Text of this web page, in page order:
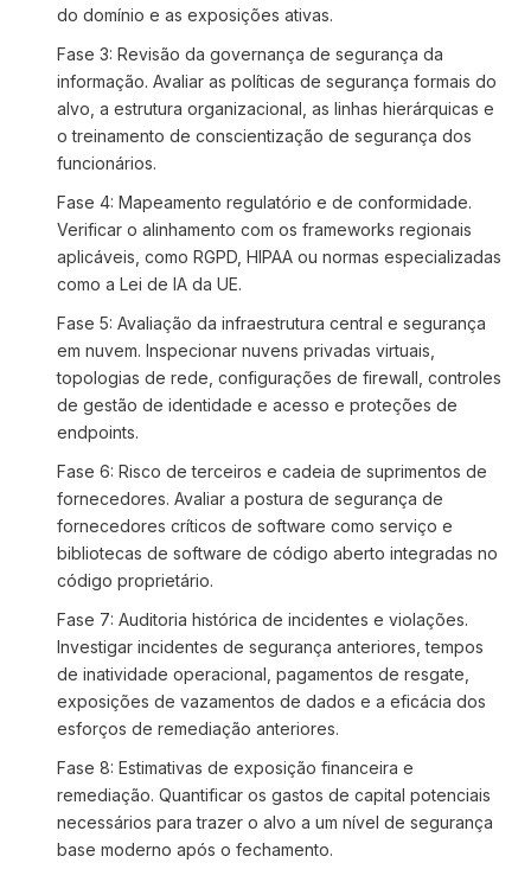
do domínio e as exposições ativas.
Fase 3: Revisão da governança de segurança da
informação. Avaliar as políticas de segurança formais do
alvo, a estrutura organizacional, as linhas hierárquicas e
o treinamento de conscientização de segurança dos
funcionários.
Fase 4: Mapeamento regulatório e de conformidade.
Verificar o alinhamento com os frameworks regionais
aplicáveis, como RGPD, HIPAA ou normas especializadas
como a Lei de IA da UE.
Fase 5: Avaliação da infraestrutura central e segurança
em nuvem. Inspecionar nuvens privadas virtuais,
topologias de rede, configurações de firewall, controles
de gestão de identidade e acesso e proteções de
endpoints.
Fase 6: Risco de terceiros e cadeia de suprimentos de
fornecedores. Avaliar a postura de segurança de
fornecedores críticos de software como serviço e
bibliotecas de software de código aberto integradas no
código proprietário.
Fase 7: Auditoria histórica de incidentes e violações.
Investigar incidentes de segurança anteriores, tempos
de inatividade operacional, pagamentos de resgate,
exposições de vazamentos de dados e a eficácia dos
esforços de remediação anteriores.
Fase 8: Estimativas de exposição financeira e
remediação. Quantificar os gastos de capital potenciais
necessários para trazer o alvo a um nível de segurança
base moderno após o fechamento.